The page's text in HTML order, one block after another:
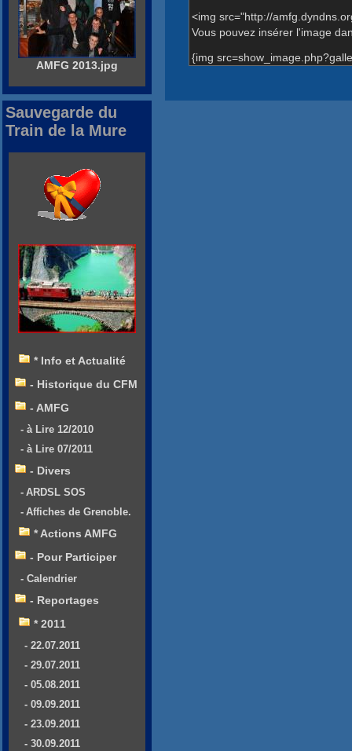
<img src="http://
Vous pouvez insérer l'image
{img
AMFG 2013.jpg
Sauvegarde du
Train de la Mure
* Info et Actualité
- Historique du CFM
- AMFG
- à Lire 12/2010
- à Lire 07/2011
- Divers
- ARDSL SOS
- Affiches de Grenoble.
* Actions AMFG
- Pour Participer
- Calendrier
- Reportages
* 2011
- 22.07.2011
- 29.07.2011
- 05.08.2011
- 09.09.2011
- 23.09.2011
- 30.09.2011